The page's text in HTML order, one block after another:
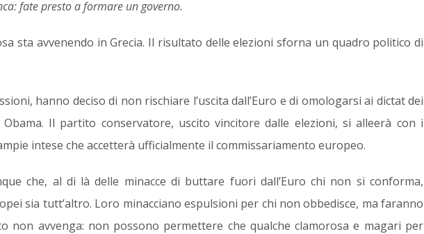
fate presto a formare un governo.
sta avvenendo in Grecia. Il risultato delle elezioni sforna un quadro politico di
hanno deciso di non rischiare l’uscita dall’Euro e di omologarsi ai dictat dei
Il partito conservatore, uscito vincitore dalle elezioni, si alleerà con i
intese che accetterà ufficialmente il commissariamento europeo.
che, al di là delle minacce di buttare fuori dall’Euro chi non si conforma,
sia tutt’altro. Loro minacciano espulsioni per chi non obbedisce, ma faranno
non avvenga: non possono permettere che qualche clamorosa e magari per